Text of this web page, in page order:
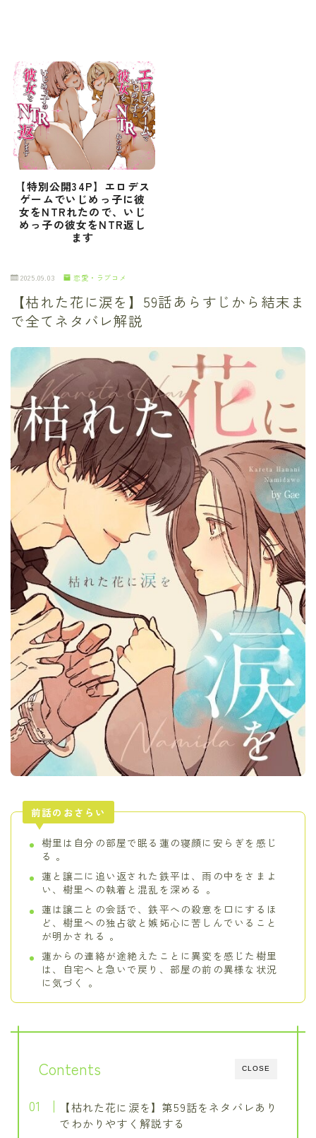
【特別公開34P】エロデス
ゲームでいじめっ子に彼
女をNTRれたので、いじ
めっ子の彼女をNTR返し
ます
2025.09.03 恋愛・ラブコメ
【枯れた花に涙を】59話あらすじから結末ま
で全てネタバレ解説
前話のおさらい
樹里は自分の部屋で眠る蓮の寝顔に安らぎを感じ
る 。
蓮と譲二に追い返された鉄平は、雨の中をさまよ
い、樹里への執着と混乱を深める 。
蓮は譲二との会話で、鉄平への殺意を口にするほ
ど、樹里への独占欲と嫉妬心に苦しんでいること
が明かされる 。
蓮からの連絡が途絶えたことに異変を感じた樹里
は、自宅へと急いで戻り、部屋の前の異様な状況
に気づく 。
CLOSE
Contents
【枯れた花に涙を】第59話をネタバレあり
でわかりやすく解説する